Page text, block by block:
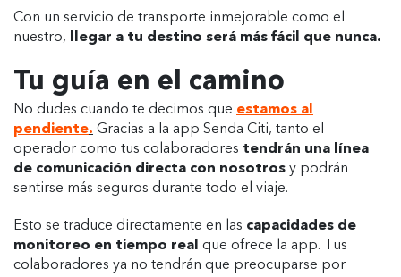
Con un servicio de transporte inmejorable como el
nuestro, llegar a tu destino será más fácil que nunca.
Tu guía en el camino
No dudes cuando te decimos que estamos al
pendiente. Gracias a la app Senda Citi, tanto el
operador como tus colaboradores tendrán una línea
de comunicación directa con nosotros y podrán
sentirse más seguros durante todo el viaje.
Esto se traduce directamente en las capacidades de
monitoreo en tiempo real que ofrece la app. Tus
colaboradores ya no tendrán que preocuparse por